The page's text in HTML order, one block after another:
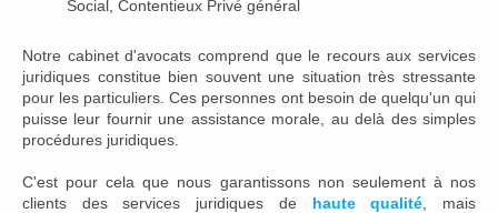
Social, Contentieux Privé général
Notre cabinet d'avocats comprend que le recours aux services
juridiques constitue bien souvent une situation très stressante
pour les particuliers. Ces personnes ont besoin de quelqu'un qui
puisse leur fournir une assistance morale, au delà des simples
procédures juridiques.
C'est pour cela que nous garantissons non seulement à nos
clients des services juridiques de haute qualité , mais